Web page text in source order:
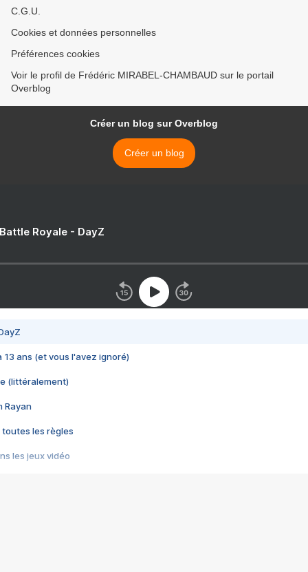
C.G.U.
Cookies et données personnelles
Préférences cookies
Voir le profil de Frédéric MIRABEL-CHAMBAUD sur le portail
Overblog
Créer un blog sur Overblog
Créer un blog
Royale - DayZ
13 ans (et vous l'avez ignoré)
(littéralement)
Rayan
toutes les règles
les jeux vidéo